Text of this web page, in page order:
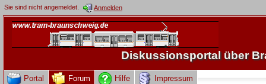
Sie sind nicht angemeldet. Anmelden
Diskussionsportal über
Portal Forum Hilfe Impressum